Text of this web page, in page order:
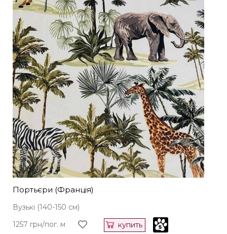
Портьєри (Франція)
Вузькі (140-150 см)
1257 грн/пог. м
купить